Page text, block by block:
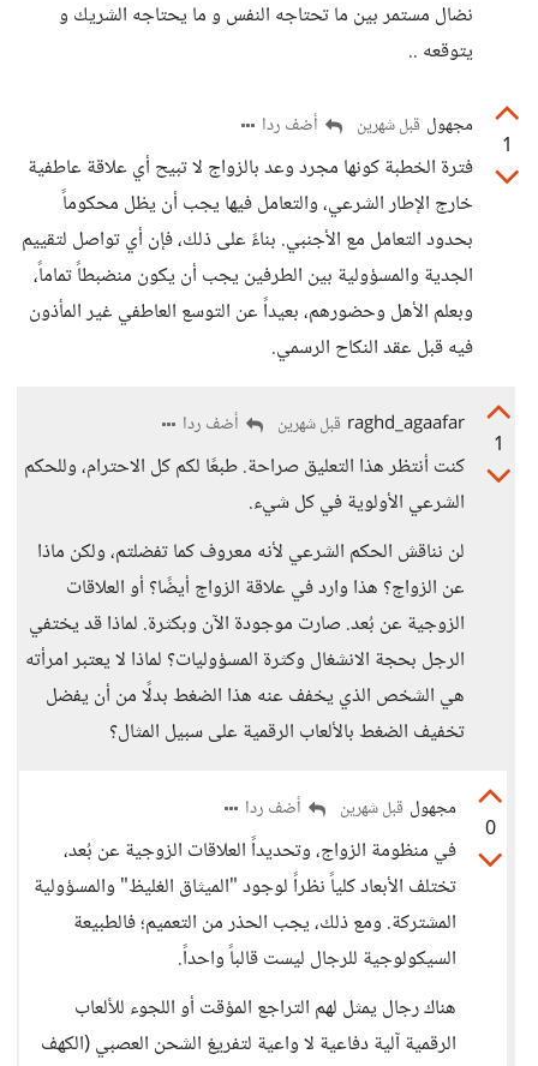
نضال مستمر بين ما تحتاجه النفس و ما يحتاجه الشريك و
يتوقعه ..
1
مجهول قبل شهرين أضف ردا
فترة الخطبة كونها مجرد وعد بالزواج لا تبيح أي علاقة عاطفية
خارج الإطار الشرعي، والتعامل فيها يجب أن يظل محكوماً
بحدود التعامل مع الأجنبي. بناءً على ذلك، فإن أي تواصل لتقييم
الجدية والمسؤولية بين الطرفين يجب أن يكون منضبطاً تماماً،
وبعلم الأهل وحضورهم، بعيداً عن التوسع العاطفي غير المأذون
فيه قبل عقد النكاح الرسمي.
1
raghd_agaafar قبل شهرين أضف ردا
كنت أنتظر هذا التعليق صراحة. طبعًا لكم كل الاحترام، وللحكم
الشرعي الأولوية في كل شيء.
لن نناقش الحكم الشرعي لأنه معروف كما تفضلتم، ولكن ماذا
عن الزواج؟ هذا وارد في علاقة الزواج أيضًا؟ أو العلاقات
الزوجية عن بُعد. صارت موجودة الآن وبكثرة. لماذا قد يختفي
الرجل بحجة الانشغال وكثرة المسؤوليات؟ لماذا لا يعتبر امرأته
هي الشخص الذي يخفف عنه هذا الضغط بدلًا من أن يفضل
تخفيف الضغط بالألعاب الرقمية على سبيل المثال؟
0
مجهول قبل شهرين أضف ردا
في منظومة الزواج، وتحديداً العلاقات الزوجية عن بُعد،
تختلف الأبعاد كلياً نظراً لوجود "الميثاق الغليظ" والمسؤولية
المشتركة. ومع ذلك، يجب الحذر من التعميم؛ فالطبيعة
السيكولوجية للرجال ليست قالباً واحداً.
هناك رجال يمثل لهم التراجع المؤقت أو اللجوء للألعاب
الرقمية آلية دفاعية لا واعية لتفريغ الشحن العصبي (الكهف